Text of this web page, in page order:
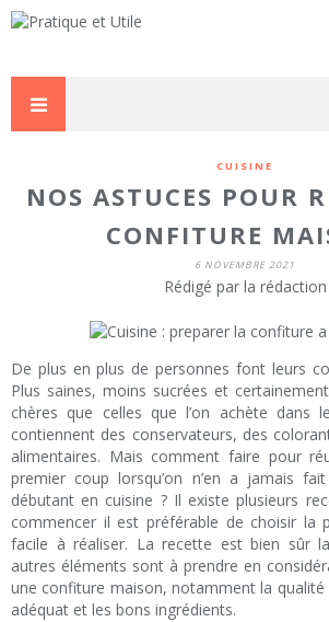
CUISINE
NOS ASTUCES POUR
CONFITURE
6 NOVEMBRE 2021
Rédigé par la rédaction
De plus en plus de personnes font leurs
Plus saines, moins sucrées et
chères que celles que l’on achète dans
contiennent des conservateurs, des
alimentaires. Mais comment faire pour
premier coup lorsqu’on n’en a jamais
débutant en cuisine ? Il existe plusieurs
commencer il est préférable de choisir la
facile à réaliser. La recette est bien sûr
autres éléments sont à prendre en
une confiture maison, notamment la
adéquat et les bons ingrédients.